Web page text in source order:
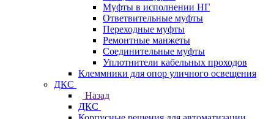
Муфты в исполнении НГ
Ответвительные муфты
Переходные муфты
Ремонтные манжеты
Соединительные муфты
Уплотнители кабельных проходов
Клеммники для опор уличного освещения
ДКС
Назад
ДКС